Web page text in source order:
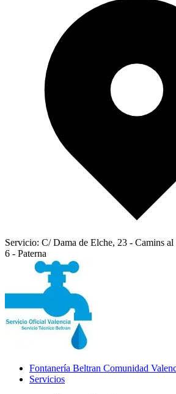
Servicio: C/ Dama de Elche, 23 - Camins al
6 - Paterna
Fontanería Beltran Comunidad
Servicios